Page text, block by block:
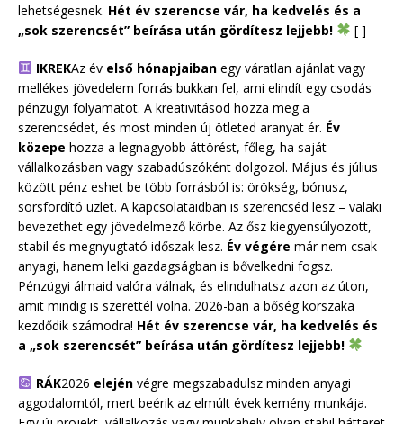
lehetségesnek. Hét év szerencse vár, ha kedvelés és a
„sok szerencsét” beírása után gördítesz lejjebb!
[ ]
IKREKAz év első hónapjaibanegy váratlan ajánlat vagy
mellékes jövedelem forrás bukkan fel, ami elindít egy csodás
pénzügyi folyamatot. A kreativitásod hozza meg a
szerencsédet, és most minden új ötleted aranyat ér. Év
közepe hozza a legnagyobb áttörést, főleg, ha saját
vállalkozásban vagy szabadúszóként dolgozol. Május és július
között pénz eshet be több forrásból is: örökség, bónusz,
sorsfordító üzlet. A kapcsolataidban is szerencséd lesz – valaki
bevezethet egy jövedelmező körbe. Az ősz kiegyensúlyozott,
stabil és megnyugtató időszak lesz. Év végére már nem csak
anyagi, hanem lelki gazdagságban is bővelkedni fogsz.
Pénzügyi álmaid valóra válnak, és elindulhatsz azon az úton,
amit mindig is szerettél volna. 2026-ban a bőség korszaka
kezdődik számodra! Hét év szerencse vár, ha kedvelés és
a „sok szerencsét” beírása után gördítesz lejjebb!
RÁK2026 elejénvégre megszabadulsz minden anyagi
aggodalomtól, mert beérik az elmúlt évek kemény munkája.